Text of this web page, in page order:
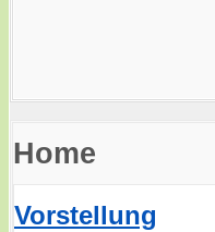
Home
Vorstellung